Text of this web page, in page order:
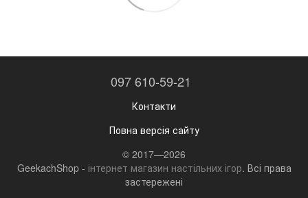
097 610-59-21
Контакти
Повна версія сайту
© 2017—2026
GeekachShop - інтернет магазин настільних ігор. Всі права
застережені